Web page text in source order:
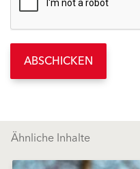
ABSCHICKEN
Ähnliche Inhalte